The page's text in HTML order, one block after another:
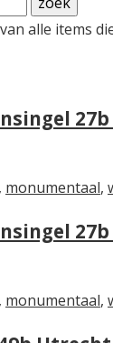
alle items
, monumentaal,
, monumentaal,